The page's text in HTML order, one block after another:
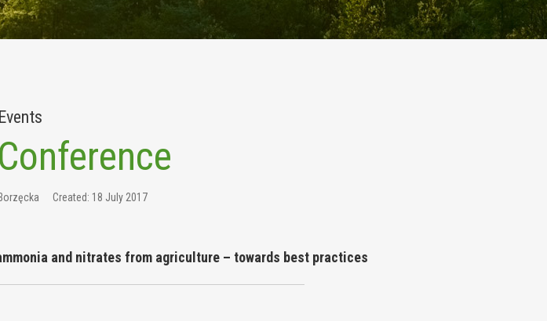
Events
Created: 18 July 2017
and nitrates from agriculture – towards best practices